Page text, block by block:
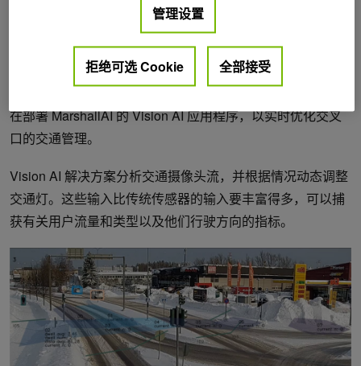
时情况并优化交通流时，其效率的提高可以减少导致排放的
活动，例如车辆频繁怠速。
作为芬兰发展最快的大都会地区之一，万塔市面临着快速、
安全地在老化和受限的基础设施上运送人口的挑战。该市正
在部署 MarshallAI 的 Vision AI 应用程序，以实时优化交叉
口的交通管理。
Vision AI 解决方案分析交通摄像头流，并根据情况动态调整
交通灯。这些输入比传统传感器的输入要丰富得多，可以捕
获有关用户流量和类型以及他们行驶方向的指标。
管理设置
拒绝可选 Cookie 全部接受